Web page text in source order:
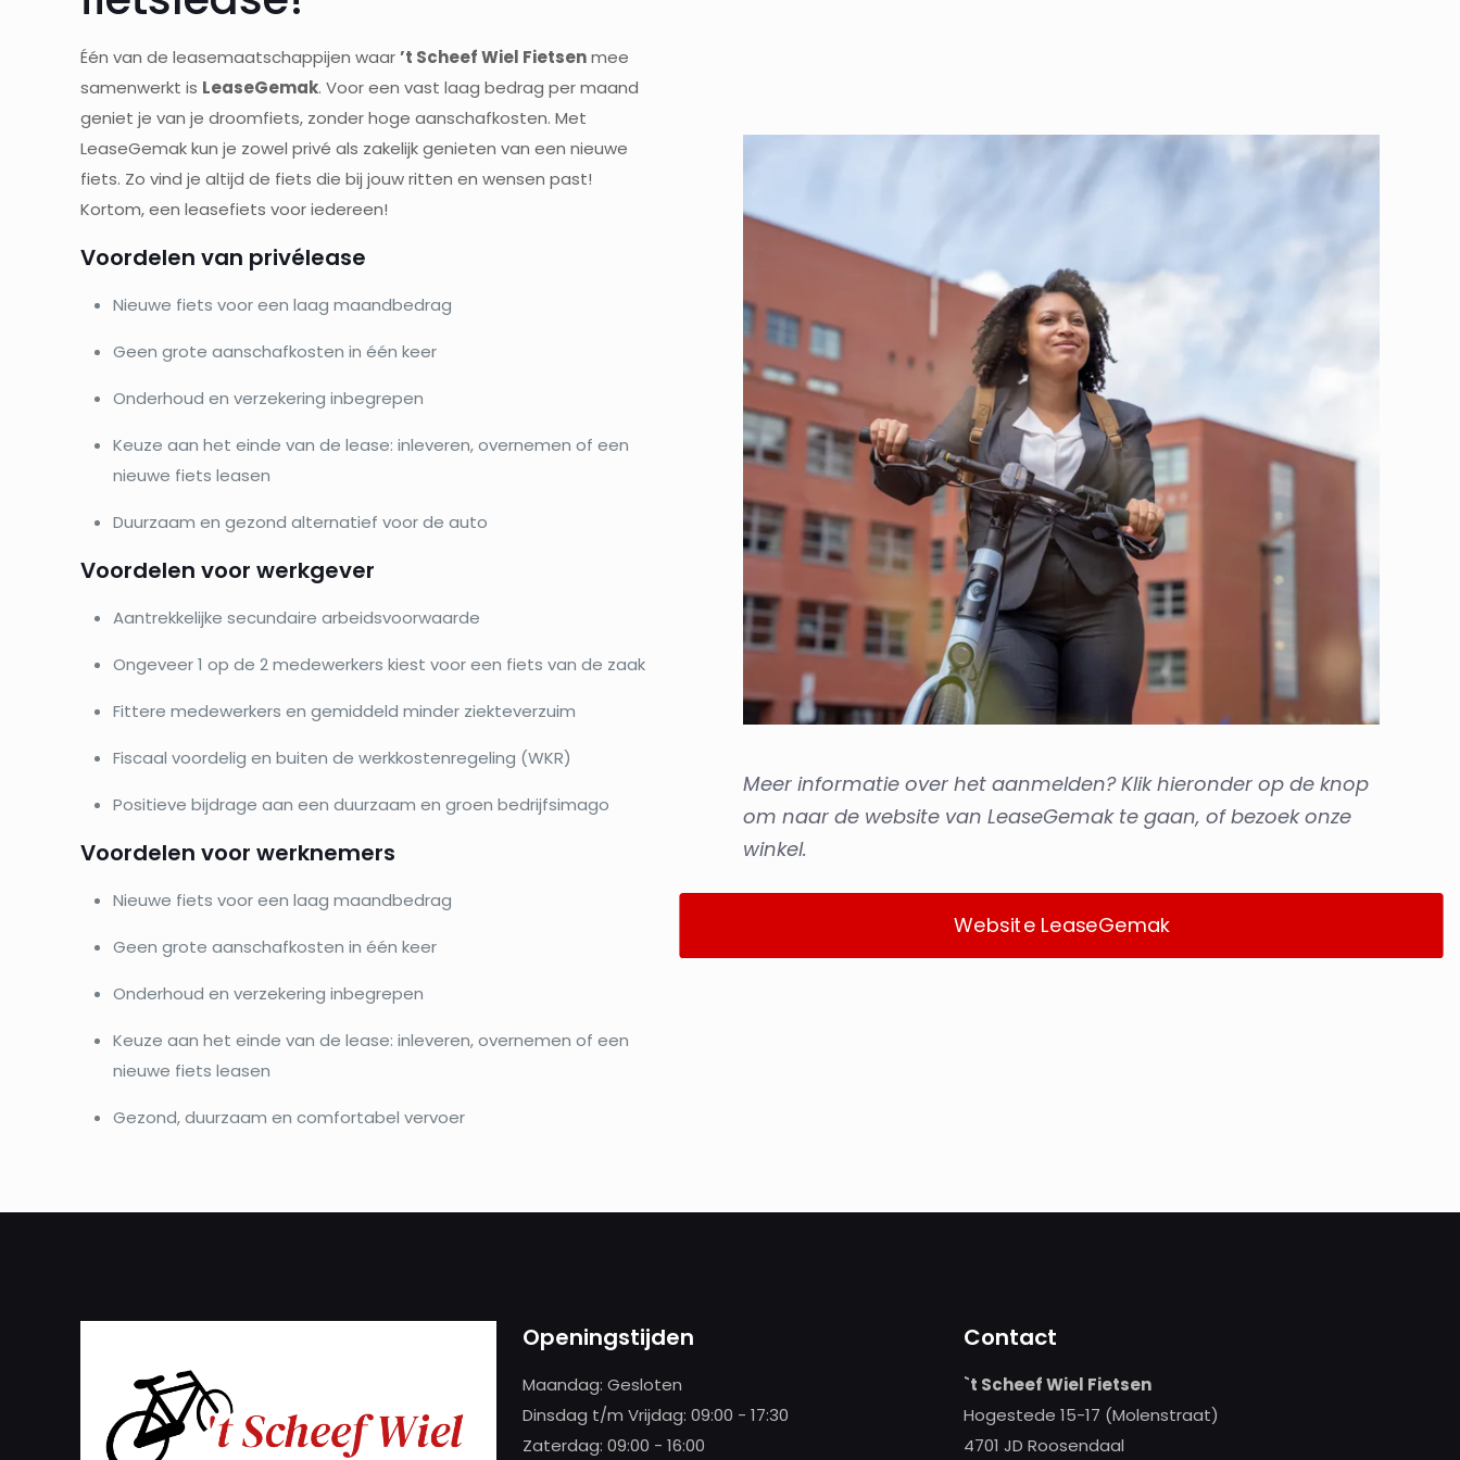
Één van de leasemaatschappijen waar’t Scheef Wiel Fietsenmee
samenwerkt is LeaseGemak. Voor een vast laag bedrag per maand
geniet je van je droomfiets, zonder hoge aanschafkosten. Met
LeaseGemak kun je zowel privé als zakelijk genieten van een nieuwe
fiets. Zo vind je altijd de fiets die bij jouw ritten en wensen past!
Kortom, een leasefiets voor iedereen!
Voordelen van privélease
Nieuwe fiets voor een laag maandbedrag
Geen grote aanschafkosten in één keer
Onderhoud en verzekering inbegrepen
Keuze aan het einde van de lease: inleveren, overnemen of een
nieuwe fiets leasen
Duurzaam en gezond alternatief voor de auto
Voordelen voor werkgever
Aantrekkelijke secundaire arbeidsvoorwaarde
Ongeveer 1 op de 2 medewerkers kiest voor een fiets van de zaak
Fittere medewerkers en gemiddeld minder ziekteverzuim
Fiscaal voordelig en buiten de werkkostenregeling (WKR)
Positieve bijdrage aan een duurzaam en groen bedrijfsimago
Voordelen voor werknemers
Nieuwe fiets voor een laag maandbedrag
Geen grote aanschafkosten in één keer
Onderhoud en verzekering inbegrepen
Keuze aan het einde van de lease: inleveren, overnemen of een
nieuwe fiets leasen
Gezond, duurzaam en comfortabel vervoer
Meer informatie over het aanmelden? Klik hieronder op de knop
om naar de website van LeaseGemak te gaan, of bezoek onze
winkel.
Website LeaseGemak
Openingstijden
Maandag: Gesloten
Dinsdag t/m Vrijdag: 09:00 - 17:30
Zaterdag: 09:00 - 16:00
Contact
`t Scheef Wiel Fietsen
Hogestede 15-17 (Molenstraat)
4701 JD Roosendaal